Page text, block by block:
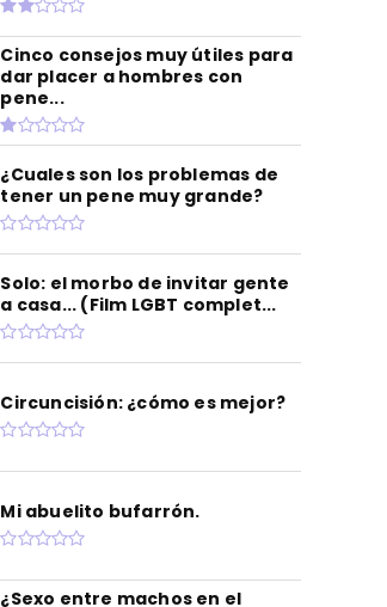
Cinco consejos muy útiles para
dar placer a hombres con
pene...
¿Cuales son los problemas de
tener un pene muy grande?
Solo: el morbo de invitar gente
a casa... (Film LGBT complet...
Circuncisión: ¿cómo es mejor?
Mi abuelito bufarrón.
¿Sexo entre machos en el